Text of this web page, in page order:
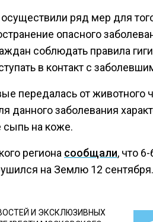
ряд мер для
опасного
соблюдать правила
в контакт с
передалась от животного
данного заболевания
сыпь на коже.
региона сообщали, что
на Землю 12 сентября.
И ЭКСКЛЮЗИВНЫХ